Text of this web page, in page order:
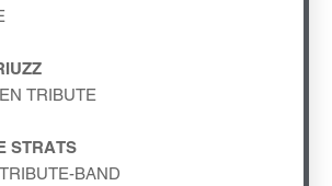
TRIBUTE
STRATS
BAND